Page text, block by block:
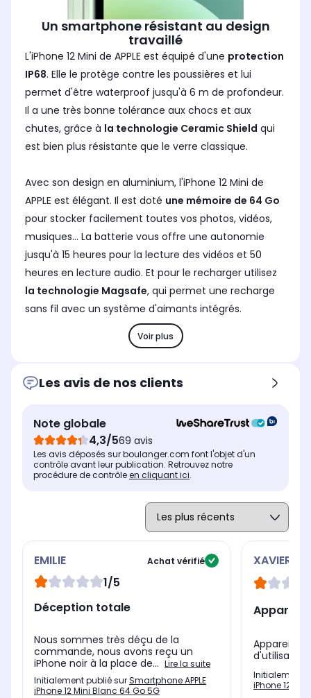
Un smartphone résistant au design
travaillé
L'iPhone 12 Mini de APPLE est équipé d'une protection
IP68. Elle le protège contre les poussières et lui
permet d'être waterproof jusqu'à 6 m de profondeur.
Il a une très bonne tolérance aux chocs et aux
chutes, grâce à la technologie Ceramic Shield qui
est bien plus résistante que le verre classique.
Avec son design en aluminium, l'iPhone 12 Mini de
APPLE est élégant. Il est doté une mémoire de 64 Go
pour stocker facilement toutes vos photos, vidéos,
musiques... La batterie vous offre une autonomie
jusqu'à 15 heures pour la lecture des vidéos et 50
heures en lecture audio. Et pour le recharger utilisez
la technologie Magsafe, qui permet une recharge
sans fil avec un système d'aimants intégrés.
Voir plus
Les avis de nos clients
Note globale
4,3/569 avis
Les avis déposés sur boulanger.com font l'objet d'un
contrôle avant leur publication. Retrouvez notre
procédure de contrôleen cliquant ici.
EMILIE Achat vérifié
1/5
Déception totale
Nous sommes très déçu de la
commande, nous avons reçu un
iPhone noir à la place de... Lire la suite
Initialement publié surSmartphone APPLE
iPhone 12 Mini Blanc 64 Go 5G
XAVIER
Appareil
Appareil
d'utilisation
Initialement
iPhone 12